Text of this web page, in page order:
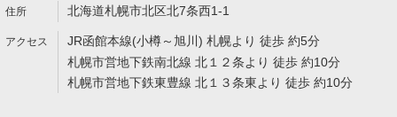
北海道札幌市北区北7条西1-1
JR函館本線(小樽～旭川) 札幌より 徒歩 約5分
札幌市営地下鉄南北線 北１２条より 徒歩 約10分
札幌市営地下鉄東豊線 北１３条東より 徒歩 約10分